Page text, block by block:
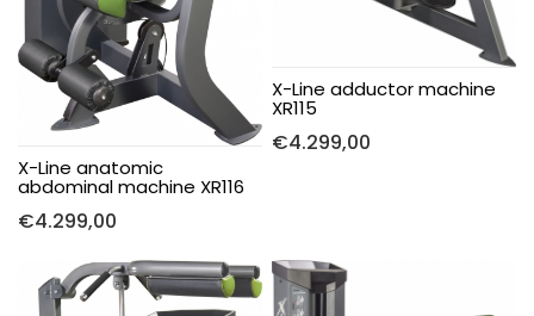
X-Line anatomic
abdominal machine XR116
€4.299,00
X-Line adductor machine
XR115
€4.299,00